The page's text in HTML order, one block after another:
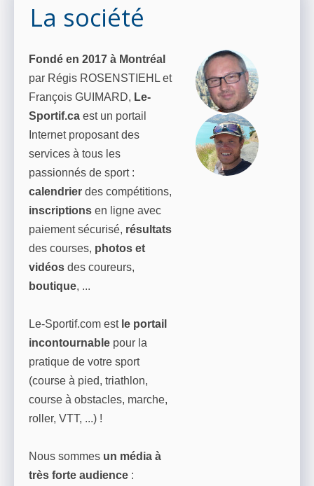
La société
Fondé en 2017 à Montréal
par Régis ROSENSTIEHL et
François GUIMARD, Le-
Sportif.ca est un portail
Internet proposant des
services à tous les
passionnés de sport :
calendrier des compétitions,
inscriptions en ligne avec
paiement sécurisé, résultats
des courses, photos et
vidéos des coureurs,
boutique, ...
Le-Sportif.com est le portail
incontournable pour la
pratique de votre sport
(course à pied, triathlon,
course à obstacles, marche,
roller, VTT, ...) !
Nous sommes un média à
très forte audience :